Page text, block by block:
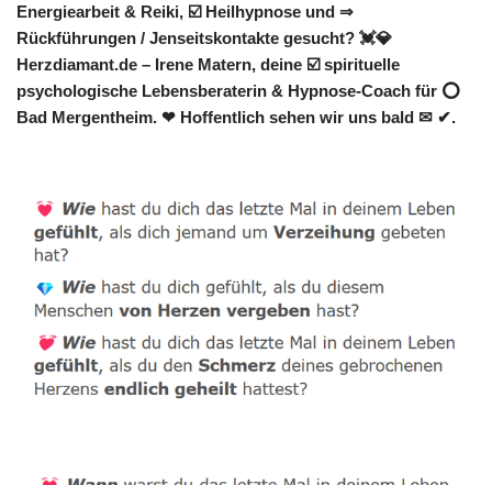
Energiearbeit & Reiki, ☑️ Heilhypnose und ⇒
Rückführungen / Jenseitskontakte gesucht? 💓️💎
Herzdiamant.de – Irene Matern, deine ☑️ spirituelle
psychologische Lebensberaterin & Hypnose-Coach für ⭕
Bad Mergentheim. ❤ Hoffentlich sehen wir uns bald ✉ ✔.